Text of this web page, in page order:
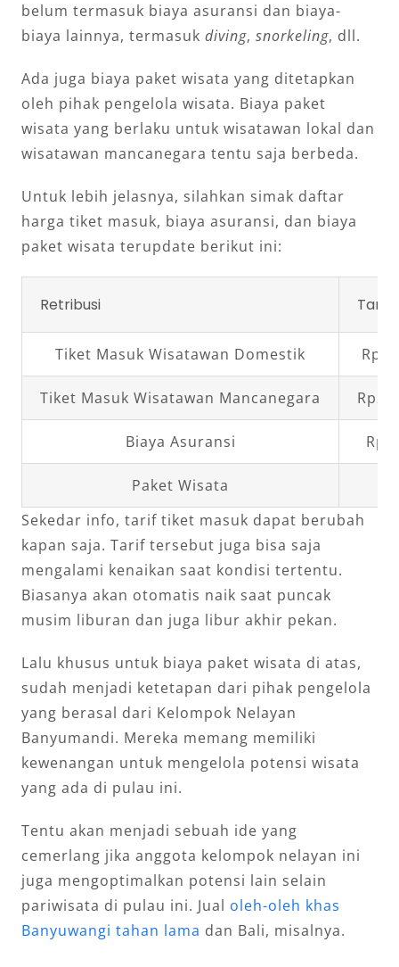
belum termasuk biaya asuransi dan biaya-
biaya lainnya, termasuk diving, snorkeling, dll.
Ada juga biaya paket wisata yang ditetapkan
oleh pihak pengelola wisata. Biaya paket
wisata yang berlaku untuk wisatawan lokal dan
wisatawan mancanegara tentu saja berbeda.
Untuk lebih jelasnya, silahkan simak daftar
harga tiket masuk, biaya asuransi, dan biaya
paket wisata terupdate berikut ini:
Retribusi Tarif
Tiket Masuk Wisatawan Domestik
Tiket Masuk Wisatawan Mancanegara
Biaya Asuransi
Paket Wisata
Sekedar info, tarif tiket masuk dapat berubah
kapan saja. Tarif tersebut juga bisa saja
mengalami kenaikan saat kondisi tertentu.
Biasanya akan otomatis naik saat puncak
musim liburan dan juga libur akhir pekan.
Lalu khusus untuk biaya paket wisata di atas,
sudah menjadi ketetapan dari pihak pengelola
yang berasal dari Kelompok Nelayan
Banyumandi. Mereka memang memiliki
kewenangan untuk mengelola potensi wisata
yang ada di pulau ini.
Tentu akan menjadi sebuah ide yang
cemerlang jika anggota kelompok nelayan ini
juga mengoptimalkan potensi lain selain
pariwisata di pulau ini. Jual oleh-oleh khas
Banyuwangi tahan lama dan Bali, misalnya.